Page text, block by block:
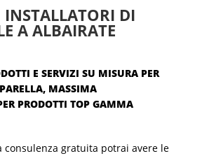
DI
A ALBAIRATE
E SERVIZI SU MISURA PER
MASSIMA
PRODOTTI TOP GAMMA
consulenza gratuita potrai avere le